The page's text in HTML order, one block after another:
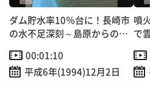
ダム貯水率10％台に！長崎市
の水不足深刻～島原からの支
00:01:10
平成6年(1994)12月2日
噴
で